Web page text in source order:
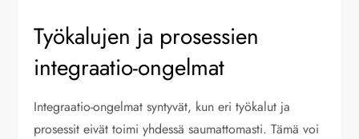
Työkalujen ja prosessien
integraatio-ongelmat
Integraatio-ongelmat syntyvät, kun eri työkalut ja
prosessit eivät toimi yhdessä saumattomasti. Tämä voi